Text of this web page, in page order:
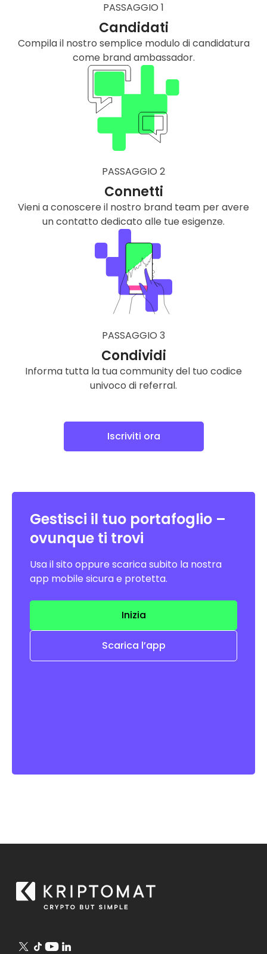
PASSAGGIO 1
Candidati
Compila il nostro semplice modulo di candidatura
come brand ambassador.
PASSAGGIO 2
Connetti
Vieni a conoscere il nostro brand team per avere
un contatto dedicato alle tue esigenze.
PASSAGGIO 3
Condividi
Informa tutta la tua community del tuo codice
univoco di referral.
Iscriviti ora
Gestisci il tuo portafoglio –
ovunque ti trovi
Usa il sito oppure scarica subito la nostra
app mobile sicura e protetta.
Inizia
Scarica l’app